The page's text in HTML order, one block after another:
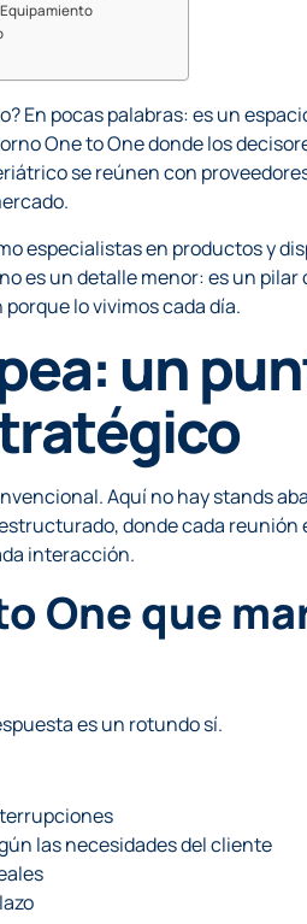
En pocas palabras: es un
One to One donde los
se reúnen con
especialistas en productos y
es un detalle menor: es un
lo vivimos cada día.
un
Aquí no hay stands
donde cada reunión
interacción.
One que
es un rotundo sí.
las necesidades del cliente